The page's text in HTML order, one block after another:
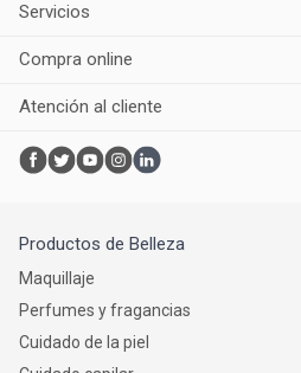
Servicios
Compra online
Atención al cliente
Productos de Belleza
Maquillaje
Perfumes y fragancias
Cuidado de la piel